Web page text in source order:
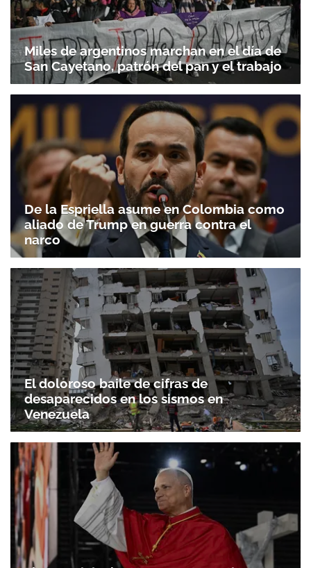
Miles de argentinos marchan en el día de
San Cayetano, patrón del pan y el trabajo
De la Espriella asume en Colombia como
aliado de Trump en guerra contra el
narco
El doloroso baile de cifras de
desaparecidos en los sismos en
Venezuela